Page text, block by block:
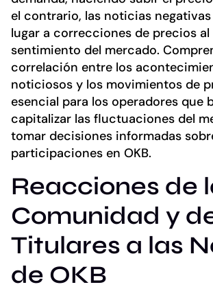
el contrario, las noticias
lugar a correcciones de precios
sentimiento del mercado.
correlación entre los
noticiosos y los movimientos de
esencial para los operadores que
capitalizar las fluctuaciones del
tomar decisiones informadas
participaciones en OKB.
Reacciones de
Comunidad y
Titulares a las
de OKB